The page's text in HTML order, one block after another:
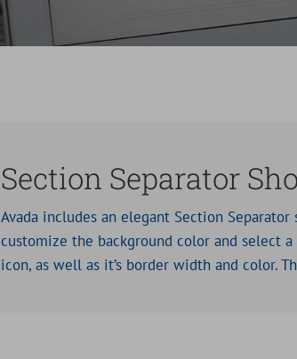
Section Separator
Avada includes an elegant Section
customize the background color and select
icon, as well as it’s border width and color.